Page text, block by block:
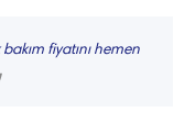
fiyatını hemen